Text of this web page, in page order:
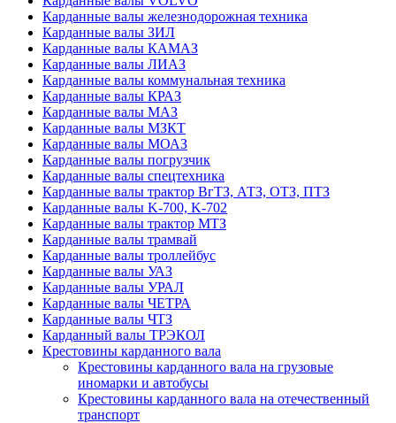
Карданные валы железнодорожная техника
Карданные валы ЗИЛ
Карданные валы КАМАЗ
Карданные валы ЛИАЗ
Карданные валы коммунальная техника
Карданные валы КРАЗ
Карданные валы МАЗ
Карданные валы МЗКТ
Карданные валы МОАЗ
Карданные валы погрузчик
Карданные валы спецтехника
Карданные валы трактор ВгТЗ, АТЗ, ОТЗ, ПТЗ
Карданные валы K-700, K-702
Карданные валы трактор МТЗ
Карданные валы трамвай
Карданные валы троллейбус
Карданные валы УАЗ
Карданные валы УРАЛ
Карданные валы ЧЕТРА
Карданные валы ЧТЗ
Карданный валы ТРЭКОЛ
Крестовины карданного вала
Крестовины карданного вала на грузовые
иномарки и автобусы
Крестовины карданного вала на отечественный
транспорт